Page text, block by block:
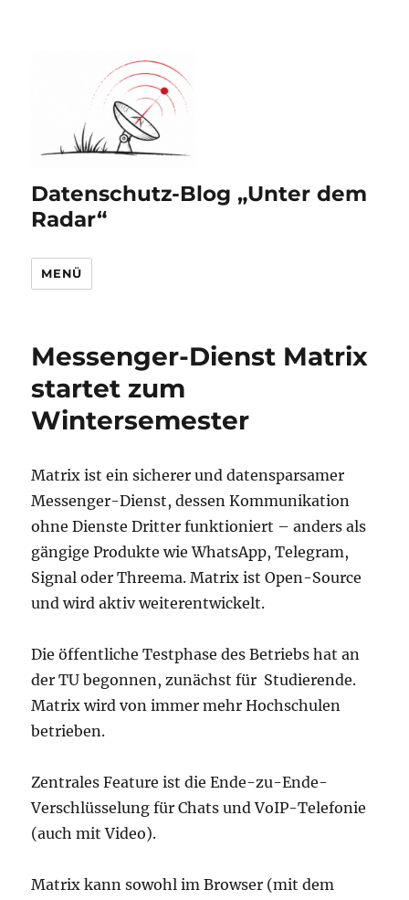
Datenschutz-Blog „Unter dem
Radar“
MENÜ
Messenger-Dienst Matrix
startet zum
Wintersemester
Matrix ist ein sicherer und datensparsamer
Messenger-Dienst, dessen Kommunikation
ohne Dienste Dritter funktioniert – anders als
gängige Produkte wie WhatsApp, Telegram,
Signal oder Threema. Matrix ist Open-Source
und wird aktiv weiterentwickelt.
Die öffentliche Testphase des Betriebs hat an
der TU begonnen, zunächst für Studierende.
Matrix wird von immer mehr Hochschulen
betrieben.
Zentrales Feature ist die Ende-zu-Ende-
Verschlüsselung für Chats und VoIP-Telefonie
(auch mit Video).
Matrix kann sowohl im Browser (mit dem